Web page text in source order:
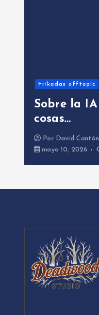
Frikadas offtopic
Sobre la IA
cosas…
Por David
mayo 10, 2026